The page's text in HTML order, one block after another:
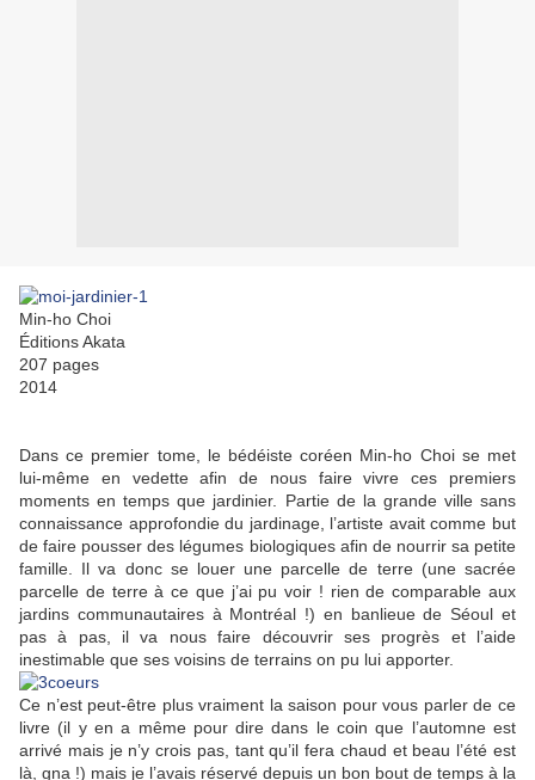
Min-ho Choi
Éditions Akata
207 pages
2014
Dans ce premier tome, le bédéiste coréen Min-ho Choi se met
lui-même en vedette afin de nous faire vivre ces premiers
moments en temps que jardinier. Partie de la grande ville sans
connaissance approfondie du jardinage, l’artiste avait comme but
de faire pousser des légumes biologiques afin de nourrir sa petite
famille. Il va donc se louer une parcelle de terre (une sacrée
parcelle de terre à ce que j’ai pu voir ! rien de comparable aux
jardins communautaires à Montréal !) en banlieue de Séoul et
pas à pas, il va nous faire découvrir ses progrès et l’aide
inestimable que ses voisins de terrains on pu lui apporter.
Ce n’est peut-être plus vraiment la saison pour vous parler de ce
livre (il y en a même pour dire dans le coin que l’automne est
arrivé mais je n’y crois pas, tant qu’il fera chaud et beau l’été est
là, gna !) mais je l’avais réservé depuis un bon bout de temps à la